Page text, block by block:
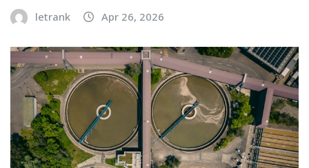
letrank Apr 26, 2026